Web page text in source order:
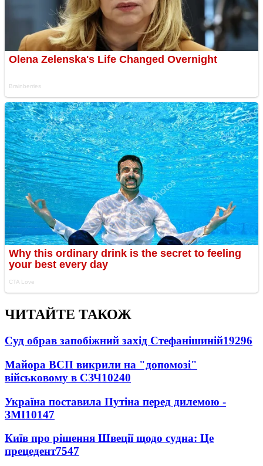
ЧИТАЙТЕ ТАКОЖ
Суд обрав запобіжний захід Стефанішиній19296
Майора ВСП викрили на "допомозі"
військовому в СЗЧ10240
Україна поставила Путіна перед дилемою -
ЗМІ10147
Київ про рішення Швеції щодо судна: Це
прецедент7547